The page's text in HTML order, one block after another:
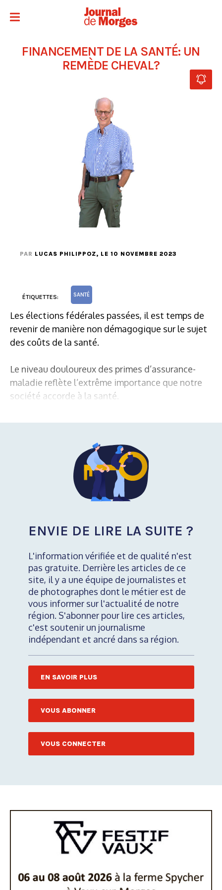
FINANCEMENT DE LA SANTÉ: UN
REMÈDE CHEVAL?
PAR LUCAS PHILIPPOZ, LE 10 NOVEMBRE 2023
ÉTIQUETTES: SANTÉ
Les élections fédérales passées, il est temps de
revenir de manière non démagogique sur le sujet
des coûts de la santé.
Le niveau douloureux des primes d’assurance-
maladie reflète l’extrême importance que notre
société accorde à la santé.
ENVIE DE LIRE LA SUITE ?
L'information vérifiée et de qualité n'est
pas gratuite. Derrière les articles de ce
site, il y a une équipe de journalistes et
de photographes dont le métier est de
vous informer sur l'actualité de notre
région. S'abonner pour lire ces articles,
c'est soutenir un journalisme
indépendant et ancré dans sa région.
EN SAVOIR PLUS
VOUS ABONNER
VOUS CONNECTER